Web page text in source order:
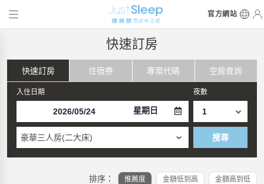
官方網站
快速訂房
快速訂房 住宿券 專案代碼 空房查詢
入住日期
星期日
夜數
豪華三人房(二大床) 搜尋
排序： 推薦度 金額低到高 金額高到低